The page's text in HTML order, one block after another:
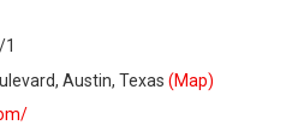
1
Austin, Texas (Map)